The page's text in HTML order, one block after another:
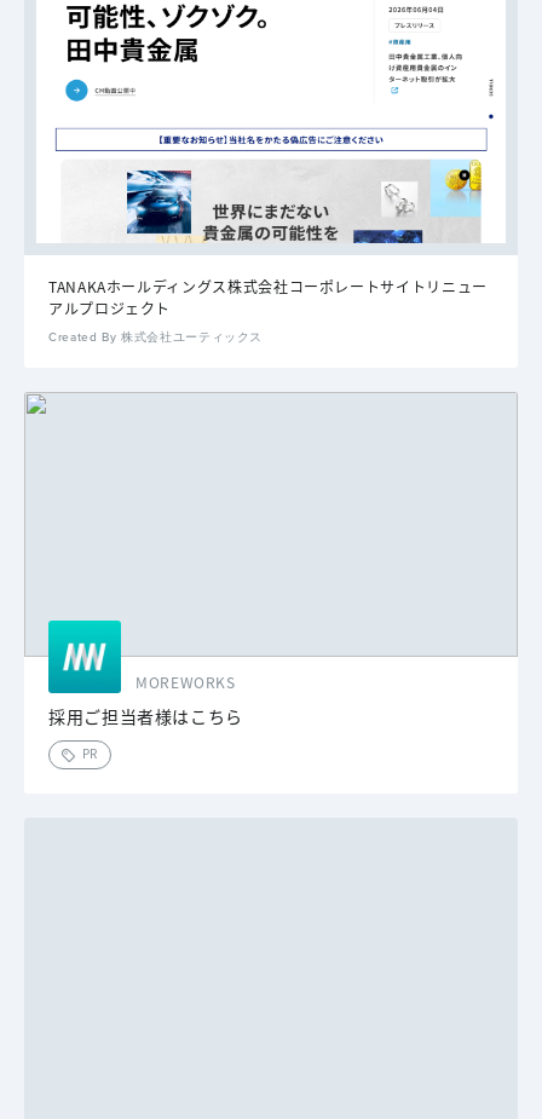
TANAKAホールディングス株式会社コーポレートサイトリニュー
アルプロジェクト
Created By 株式会社ユーティックス
MOREWORKS
採用ご担当者様はこちら
PR